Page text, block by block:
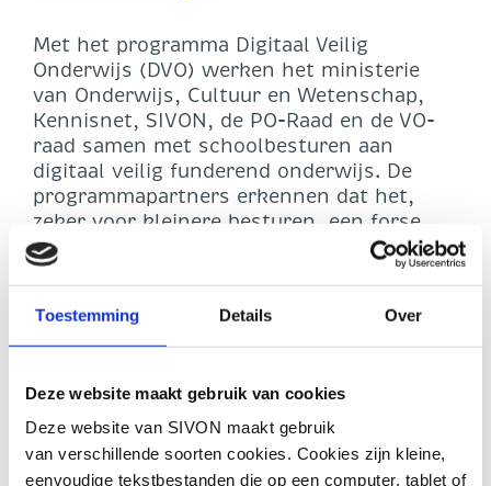
Toestemming Details Over
Deze website maakt gebruik van cookies
Deze website van SIVON maakt gebruik
van verschillende soorten cookies. Cookies zijn kleine,
eenvoudige tekstbestanden die op een computer, tablet of
Met het programma Digitaal Veilig
Onderwijs (DVO) werken het ministerie
van Onderwijs, Cultuur en Wetenschap,
Kennisnet, SIVON, de PO-Raad en de VO-
raad samen met schoolbesturen aan
digitaal veilig funderend onderwijs. De
programmapartners erkennen dat het,
zeker voor kleinere besturen, een forse
opgave kan zijn om toe te werken naar
volwassenheidsniveau 3 van het
zelf verantwoordelijk zijn voor digitaal
veilig onderwijs, worden zij ondersteund
uitleg, voorbeelddocumenten, tools en
diensten, maar ook met specifiekere
ondersteuning. Staatssecretaris Becking
van OCW heeft besloten het programma